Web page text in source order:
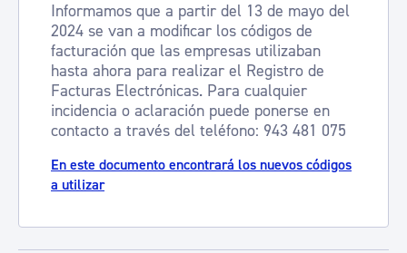
Informamos que a partir del 13 de mayo del
2024 se van a modificar los códigos de
facturación que las empresas utilizaban
hasta ahora para realizar el Registro de
Facturas Electrónicas. Para cualquier
incidencia o aclaración puede ponerse en
contacto a través del teléfono: 943 481 075
En este documento encontrará los nuevos códigos
a utilizar